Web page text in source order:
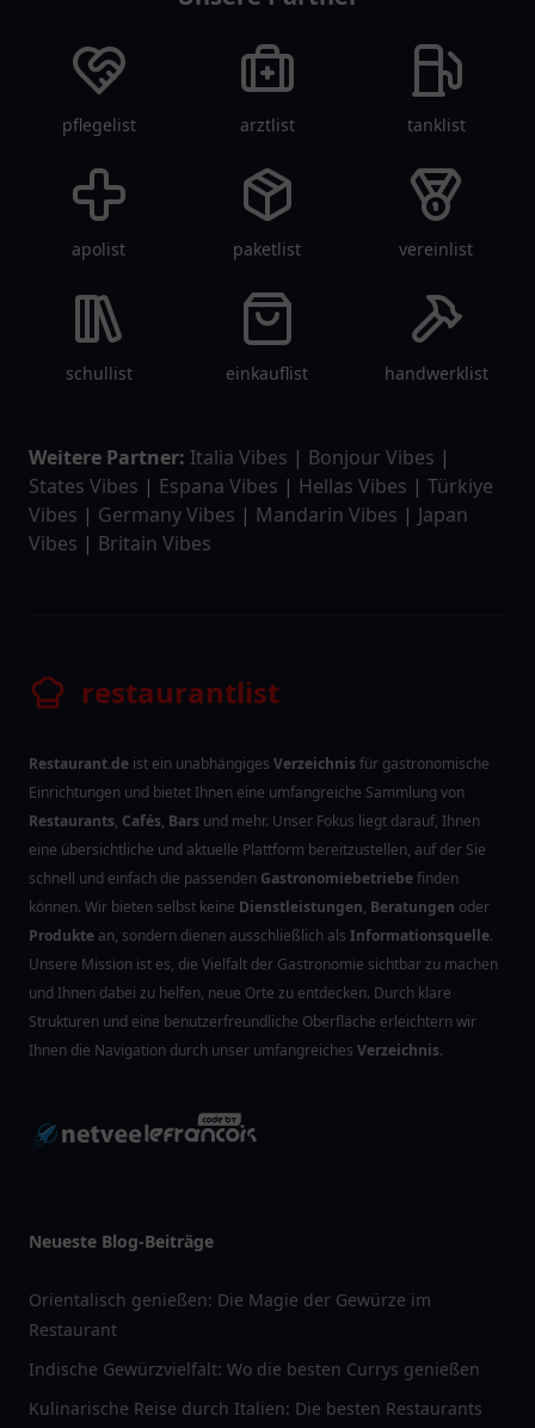
pflegelist arztlist tanklist
apolist paketlist vereinlist
schullist einkauflist handwerklist
Weitere Partner: Italia Vibes | Bonjour Vibes |
States Vibes | Espana Vibes | Hellas Vibes | Türkiye
Vibes | Germany Vibes | Mandarin Vibes | Japan
Vibes | Britain Vibes
restaurantlist
Restaurant.de ist ein unabhängiges Verzeichnisfür gastronomische
Einrichtungen und bietet Ihnen eine umfangreiche Sammlung von
Restaurants, Cafés, Bars und mehr. Unser Fokus liegt darauf, Ihnen
eine übersichtliche und aktuelle Plattform bereitzustellen, auf der Sie
schnell und einfach die passenden Gastronomiebetriebefinden
können. Wir bieten selbst keine Dienstleistungen, Beratungen oder
Produkte an, sondern dienen ausschließlich als Informationsquelle.
Unsere Mission ist es, die Vielfalt der Gastronomie sichtbar zu machen
und Ihnen dabei zu helfen, neue Orte zu entdecken. Durch klare
Strukturen und eine benutzerfreundliche Oberfläche erleichtern wir
Ihnen die Navigation durch unser umfangreiches Verzeichnis.
Neueste Blog-Beiträge
Orientalisch genießen: Die Magie der Gewürze im
Restaurant
Indische Gewürzvielfalt: Wo die besten Currys genießen
Kulinarische Reise durch Italien: Die besten Restaurants